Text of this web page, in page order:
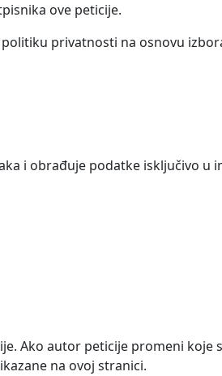
ove peticije.
privatnosti na osnovu
i obrađuje podatke isključivo u
Ako autor peticije promeni
na ovoj stranici.